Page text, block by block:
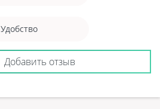
Удобство
Добавить отзыв